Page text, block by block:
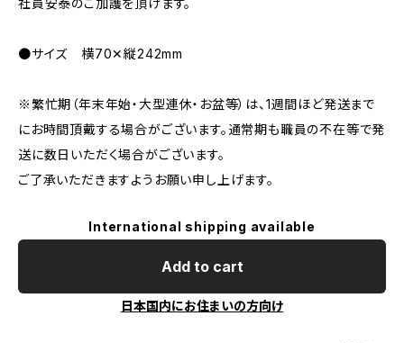
社員安泰のご加護を頂けます。
●サイズ 横70✕縦242mm
※繁忙期（年末年始・大型連休・お盆等）は、1週間ほど発送まで
にお時間頂戴する場合がございます。通常期も職員の不在等で発
送に数日いただく場合がございます。
ご了承いただきますようお願い申し上げます。
International shipping available
Add to cart
日本国内にお住まいの方向け